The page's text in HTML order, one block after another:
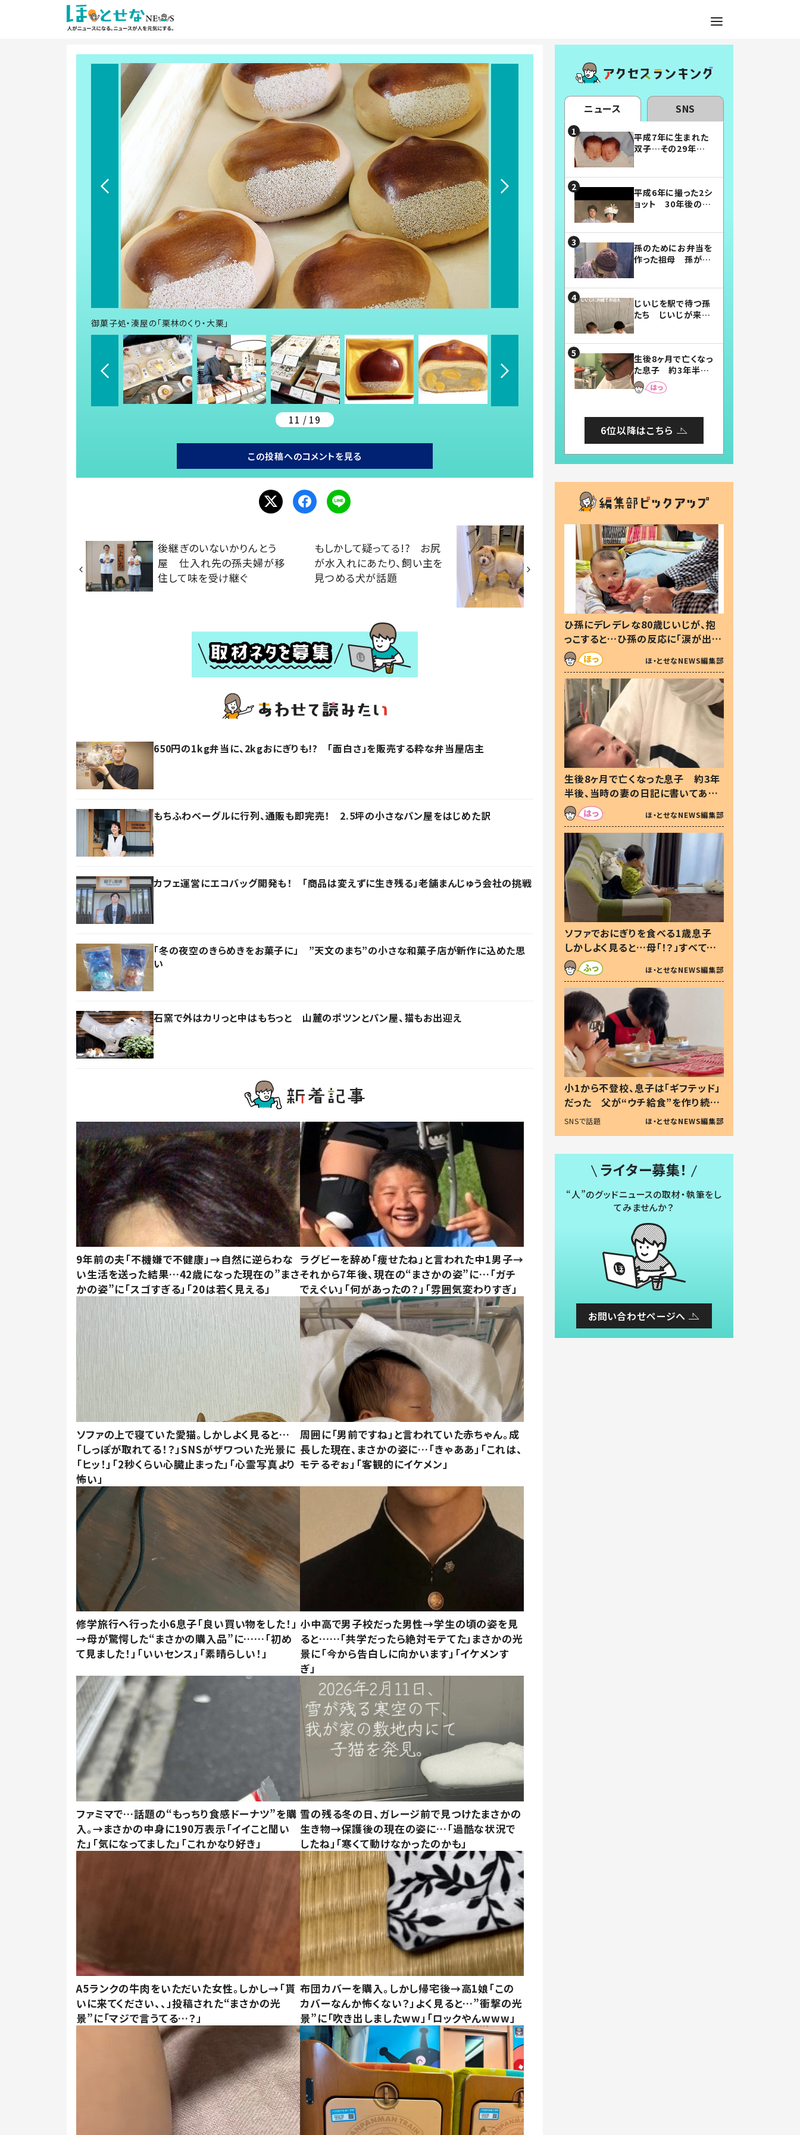
御菓子処・湊屋の「栗林のくり・大栗」
11 / 19
この投稿へのコメントを見る
後継ぎのいないかりんとう
屋 仕入れ先の孫夫婦が移
住して味を受け継ぐ
もしかして疑ってる!? お尻
が水入れにあたり、飼い主を
見つめる犬が話題
650円の1kg弁当に、2kgおにぎりも!? 「面白さ」を販売する粋な弁当屋店主
もちふわベーグルに行列、通販も即完売！ 2.5坪の小さなパン屋をはじめた訳
カフェ運営にエコバッグ開発も！ 「商品は変えずに生き残る」老舗まんじゅう会社の挑戦
「冬の夜空のきらめきをお菓子に」 ”天文のまち”の小さな和菓子店が新作に込めた思
い
石窯で外はカリっと中はもちっと 山麓のポツンとパン屋、猫もお出迎え
9年前の夫「不機嫌で不健康」→自然に逆らわな
い生活を送った結果…42歳になった現在の”まさ
かの姿”に「スゴすぎる」「20は若く見える」
ラグビーを辞め「痩せたね」と言われた中1男子→
それから7年後、現在の“まさかの姿”に…「ガチ
でえぐい」「何があったの？」「雰囲気変わりすぎ」
ソファの上で寝ていた愛猫。しかしよく見ると…
「しっぽが取れてる！？」SNSがザワついた光景に
「ヒッ！」「2秒くらい心臓止まった」「心霊写真より
怖い」
周囲に「男前ですね」と言われていた赤ちゃん。成
長した現在、まさかの姿に…「きゃああ」「これは、
モテるぞぉ」「客観的にイケメン」
修学旅行へ行った小6息子「良い買い物をした！」
→母が驚愕した“まさかの購入品”に……「初め
て見ました！」「いいセンス」「素晴らしい！」
小中高で男子校だった男性→学生の頃の姿を見
ると……「共学だったら絶対モテてた」まさかの光
景に「今から告白しに向かいます」「イケメンす
ぎ」
ファミマで…話題の“もっちり食感ドーナツ”を購
入。→まさかの中身に190万表示「イイこと聞い
た」「気になってました」「これかなり好き」
雪の残る冬の日、ガレージ前で見つけたまさかの
生き物→保護後の現在の姿に…「過酷な状況で
したね」「寒くて動けなかったのかも」
A5ランクの牛肉をいただいた女性。しかし→「貰
いに来てください、、」投稿された“まさかの光
景”に「マジで言うてる…？」
布団カバーを購入。しかし帰宅後→高1娘「この
カバーなんか怖くない？」よく見ると…”衝撃の光
景”に「吹き出しましたww」「ロックやんwww」
ニュース SNS
平成7年に生まれた
双子…その29年後
平成6年に撮った2シ
ョット 30年後の姿
孫のためにお弁当を
作った祖母 孫が絶
じいじを駅で待つ孫
たち じいじが来た
まらない」「幸せにな
れる」
生後8ヶ月で亡くなっ
た息子 約3年半
後、当時の妻の日記
に書いてあった本音
6位以降はこちら
ひ孫にデレデレな80歳じいじが、抱
っこすると…ひ孫の反応に「涙が出ま
した」「可愛くて仕方ない」
ほ・とせなNEWS編集部
生後8ヶ月で亡くなった息子 約3年
半後、当時の妻の日記に書いてあっ
た本音とは
ほ・とせなNEWS編集部
ソファでおにぎりを食べる1歳息子
しかしよく見ると…母「！？」すべてを
察した母の投稿に「可愛いから許
す！」「現行犯〜」
ほ・とせなNEWS編集部
小1から不登校、息子は「ギフテッド」
だった 父が“ウチ給食”を作り続け
る理由とは #令和の親 #令和の子
SNSで話題 ほ・とせなNEWS編集部
ライター募集！
“人”のグッドニュースの取材・執筆をし
てみませんか？
お問い合わせページへ